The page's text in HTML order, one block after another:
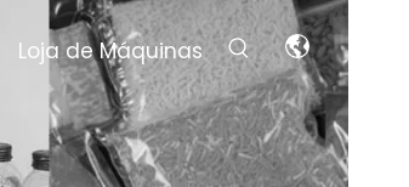
Loja de Máquinas